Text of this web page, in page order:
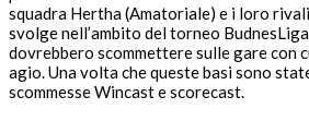
squadra Hertha (Amatoriale) e i loro
svolge nell’ambito del torneo
dovrebbero scommettere sulle gare con
agio. Una volta che queste basi sono
scommesse Wincast e scorecast.